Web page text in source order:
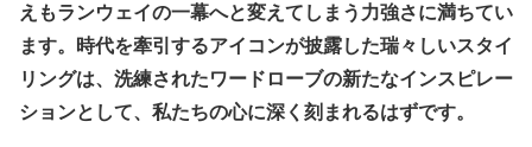
えもランウェイの一幕へと変えてしまう力強さに満ちてい
ます。時代を牽引するアイコンが披露した瑞々しいスタイ
リングは、洗練されたワードローブの新たなインスピレー
ションとして、私たちの心に深く刻まれるはずです。